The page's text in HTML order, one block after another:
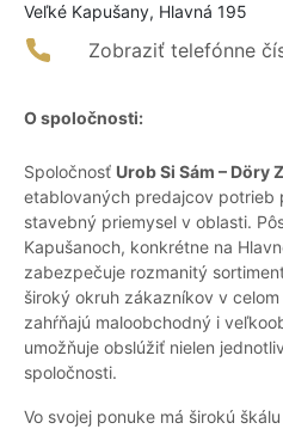
Veľké Kapušany, Hlavná 195
Zobraziť telefónne
O spoločnosti:
Spoločnosť Urob Si Sám – Döry
etablovaných predajcov potrieb
stavebný priemysel v oblasti.
Kapušanoch, konkrétne na
zabezpečuje rozmanitý
široký okruh zákazníkov v
zahŕňajú maloobchodný i
umožňuje obslúžiť nielen
spoločnosti.
Vo svojej ponuke má širokú